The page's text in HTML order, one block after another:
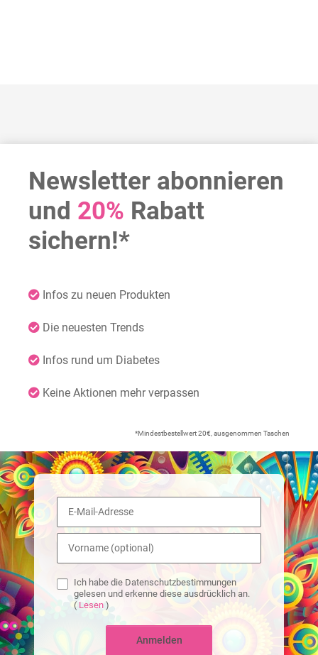
Ich habe die Datenschutzbestimmungen
gelesen und erkenne diese ausdrücklich an.
( Lesen )
Anmelden
Newsletter abonnieren
und 20% Rabatt
sichern!*
Infos zu neuen Produkten
Die neuesten Trends
Infos rund um Diabetes
Keine Aktionen mehr verpassen
*Mindestbestellwert 20€, ausgenommen Taschen